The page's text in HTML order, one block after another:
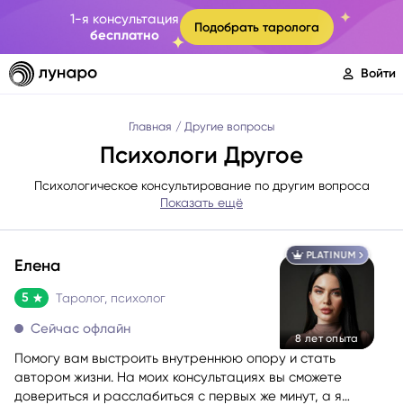
1-я консультация
бесплатно
Подобрать таролога
Войти
Главная Другие вопросы
Психологи Другое
Психологическое консультирование по другим вопроса
Показать ещё
PLATINUM
8 лет опыта
Елена
5 Таролог, психолог
Сейчас офлайн
Помогу вам выстроить внутреннюю опору и стать
автором жизни. На моих консультациях вы сможете
довериться и расслабиться с первых же минут, а я